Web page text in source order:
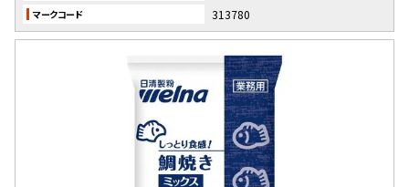
マークコード 313780